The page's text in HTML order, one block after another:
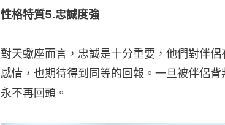
性格特質5.忠誠度強
對天蠍座而言，忠誠是十分重要，他們對伴
感情，也期待得到同等的回報。一旦被伴侶背
永不再回頭。